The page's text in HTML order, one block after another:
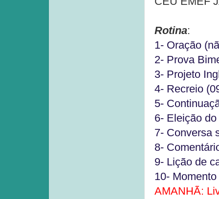
Rotina:
1- Oração
2- Prova
3- Projeto
4- Recreio
5-
6- Eleição
7- Conversa
8-
9- Lição de
10-
AMANHÃ: